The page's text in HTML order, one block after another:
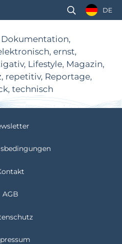
DE
ernst,
Lifestyle, Magazin,
repetitiv, Reportage,
technisch
AGB